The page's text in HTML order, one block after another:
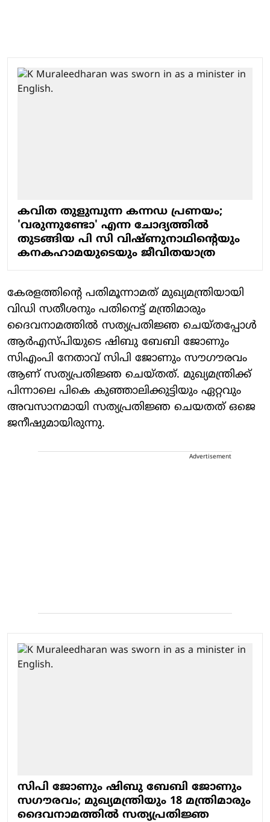
കവിത തുളുമ്പുന്ന കന്നഡ പ്രണയം;
'വരുന്നുണ്ടോ' എന്ന ചോദ്യത്തിൽ
തുടങ്ങിയ പി സി വിഷ്ണുനാഥിന്റെയും
കനകഹാമയുടെയും ജീവിതയാത്ര
കേരളത്തിന്റെ പതിമൂന്നാമത് മുഖ്യമന്ത്രിയായി
വിഡി സതീശനും പതിനെട്ട് മന്ത്രിമാരും
ദൈവനാമത്തില്‍ സത്യപ്രതിജ്ഞ ചെയ്തപ്പോള്‍
ആര്‍എസ്പിയുടെ ഷിബു ബേബി ജോണും
സിഎംപി നേതാവ് സിപി ജോണും സൗഗൗരവം
ആണ് സത്യപ്രതിജ്ഞ ചെയ്തത്. മുഖ്യമന്ത്രിക്ക്
പിന്നാലെ പികെ കുഞ്ഞാലിക്കുട്ടിയും ഏറ്റവും
അവസാനമായി സത്യപ്രതിജ്ഞ ചെയതത് ഒജെ
ജനീഷുമായിരുന്നു.
Advertisement
സിപി ജോണും ഷിബു ബേബി ജോണും
സഗൗരവം; മുഖ്യമന്ത്രിയും 18 മന്ത്രിമാരും
ദൈവനാമത്തില്‍ സത്യപ്രതിജ്ഞ